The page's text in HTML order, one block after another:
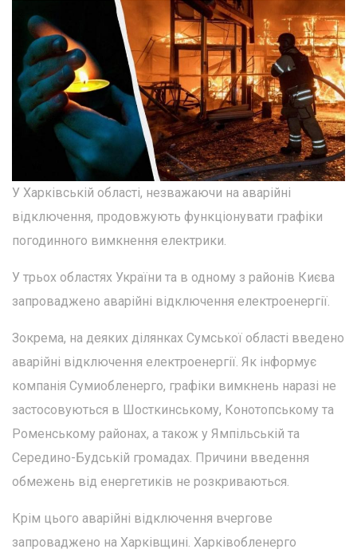
У Харківській області, незважаючи на аварійні
відключення, продовжують функціонувати графіки
погодинного вимкнення електрики.
У трьох областях України та в одному з районів Києва
запроваджено аварійні відключення електроенергії.
Зокрема, на деяких ділянках Сумської області введено
аварійні відключення електроенергії. Як інформує
компанія Сумиобленерго, графіки вимкнень наразі не
застосовуються в Шосткинському, Конотопському та
Роменському районах, а також у Ямпільській та
Середино-Будській громадах. Причини введення
обмежень від енергетиків не розкриваються.
Крім цього аварійні відключення вчергове
запроваджено на Харківщині. Харківобленерго